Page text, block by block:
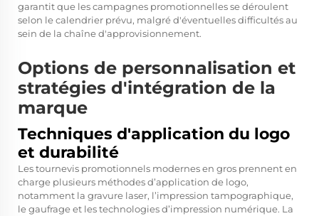
garantit que les campagnes promotionnelles se déroulent
selon le calendrier prévu, malgré d'éventuelles difficultés au
sein de la chaîne d'approvisionnement.
Options de personnalisation et
stratégies d'intégration de la
marque
Techniques d'application du logo
et durabilité
Les tournevis promotionnels modernes en gros prennent en
charge plusieurs méthodes d’application de logo,
notamment la gravure laser, l’impression tampographique,
le gaufrage et les technologies d’impression numérique. La